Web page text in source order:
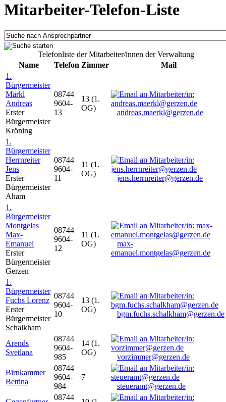
Mitarbeiter-Telefon-Liste
Telefonliste der Mitarbeiter/innen der Verwaltung
Name
Telefon Zimmer
Mail
1.
Bürgermeister
Märkl
Andreas
Erster
Bürgermeister
Kröning
08744
9604-
13
13 (1.
OG)
andreas.maerkl@gerzen.de
1.
Bürgermeister
Herrnreiter
Jens
Erster
Bürgermeister
Aham
08744
9604-
11
11 (1.
OG)
jens.herrnreiter@gerzen.de
1.
Bürgermeister
Montgelas
Max-
Emanuel
Erster
Bürgermeister
Gerzen
08744
9604-
12
11 (1.
OG)
max-
emanuel.montgelas@gerzen.de
1.
Bürgermeister
Fuchs Lorenz
Erster
Bürgermeister
Schalkham
08744
9604-
10
13 (1.
OG)
bgm.fuchs.schalkham@gerzen.de
Arends
Svetlana
08744
9604-
985
14 (1.
OG)
vorzimmer@gerzen.de
Birnkammer
Bettina
08744
9604-
984
7
steueramt@gerzen.de
08744